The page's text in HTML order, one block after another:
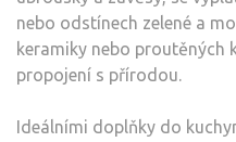
nebo odstínech zelené a
keramiky nebo proutěných
propojení s přírodou.
Ideálními doplňky do